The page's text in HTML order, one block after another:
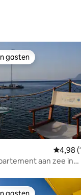
gasten
gasten
4,98
aan zee in